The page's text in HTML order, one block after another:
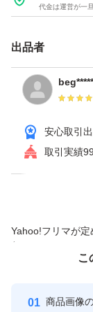
代金は運営が一
出品者
安心取引
取引実績
Yahoo!フリマが
付与しています
安心取引出品
価格
こ
商品画像
この商品をみ